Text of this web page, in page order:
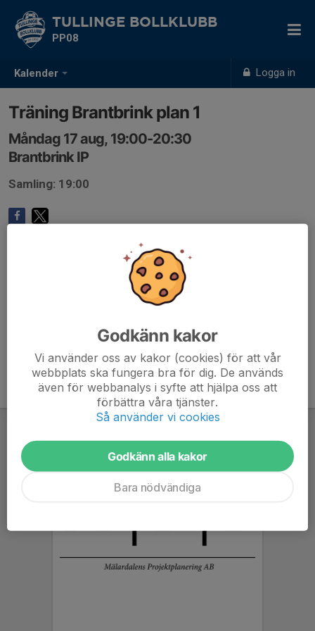
Kalender Logga in
TULLINGE BOLLKLUBB
PP08
Träning Brantbrink plan 1
Måndag 17 aug, 19:00-20:30
Brantbrink IP
Samling: 19:00
Godkänn kakor
Vi använder oss av kakor (cookies) för att vår
webbplats ska fungera bra för dig. De används
även för webbanalys i syfte att hjälpa oss att
förbättra våra tjänster.
Så använder vi cookies
Godkänn alla kakor
Bara nödvändiga